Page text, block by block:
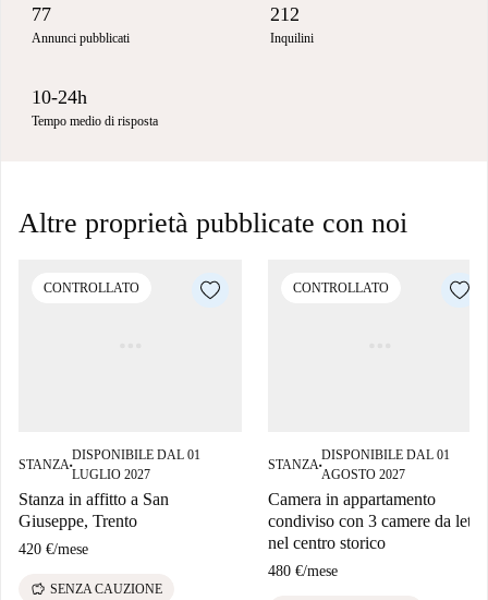
77
Annunci pubblicati
212
Inquilini
10-24h
Tempo medio di risposta
Altre proprietà pubblicate con noi
CONTROLLATO
STANZA■
DISPONIBILE DAL 01
LUGLIO 2027
Stanza in affitto a San
Giuseppe, Trento
420 €/mese
savings SENZA CAUZIONE
CONTROLLATO
STANZA■
DISPONIBILE DAL 01
AGOSTO 2027
Camera in appartamento
condiviso con 3 camere da letto
nel centro storico
480 €/mese